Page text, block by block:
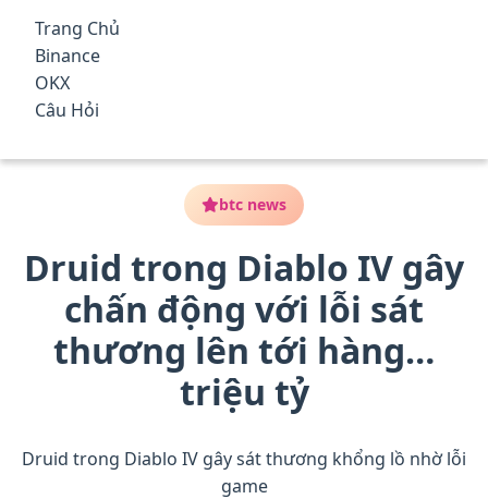
đến
nội
dung
chính
Top Nền Tảng Giao Dịch Tiền
Điện Tử Tốt Nhất 2025 – Phí
Thấp, An Toàn, Có Thưởng
Trang Chủ
Binance
OKX
Câu Hỏi
Trang Chủ
btc news
Druid trong Diablo IV gây
chấn động với lỗi sát
thương lên tới hàng…
triệu tỷ
Druid trong Diablo IV gây sát thương khổng lồ nhờ lỗi
game